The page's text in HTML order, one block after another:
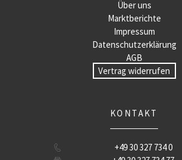
Über uns
Marktberichte
Impressum
Datenschutzerklärung
AGB
Vertrag widerrufen
KONTAKT
+49 30 327 734 0